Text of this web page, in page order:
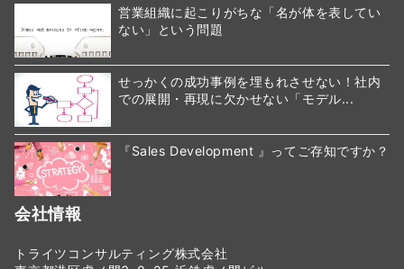
営業組織に起こりがちな「名が体を表してい
ない」という問題
せっかくの成功事例を埋もれさせない！社内
での展開・再現に欠かせない「モデル...
『Sales Development 』ってご存知ですか？
会社情報
トライツコンサルティング株式会社